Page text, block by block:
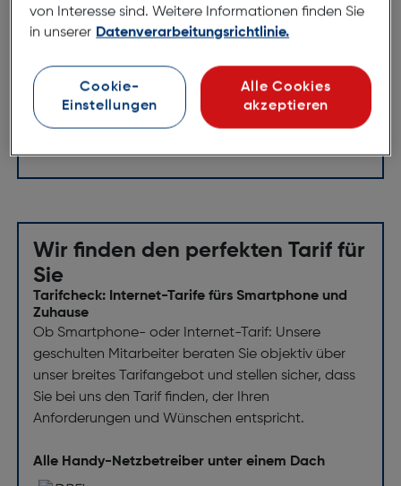
50% mehr Flexibilität
Hergestellt mit dem Ziel, die Lebensdauer von
3.000 Wischvorgänge mit Stahlwolle ohne
Beeinträchtigung der Beschichtung
Wir finden den perfekten Tarif für
Sie
Tarifcheck: Internet-Tarife fürs Smartphone und
Zuhause
Ob Smartphone- oder Internet-Tarif: Unsere
geschulten Mitarbeiter beraten Sie objektiv über
unser breites Tarifangebot und stellen sicher, dass
Sie bei uns den Tarif finden, der Ihren
Anforderungen und Wünschen entspricht.
Alle Handy-Netzbetreiber unter einem Dach
von Interesse sind. Weitere Informationen finden Sie
in unserer Datenverarbeitungsrichtlinie.
Cookie-
Einstellungen
Alle Cookies
akzeptieren